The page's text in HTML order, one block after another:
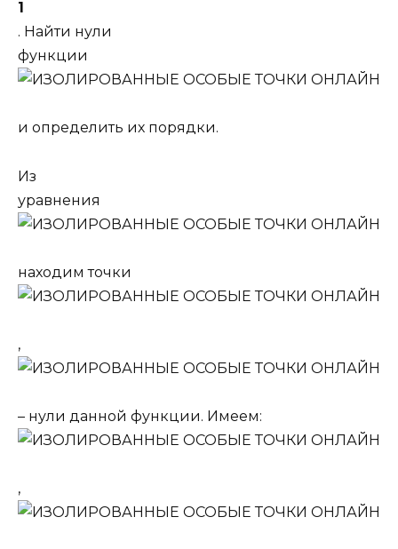
1
. Найти нули
функции
и определить их порядки.
Из
уравнения
находим точки
,
– нули данной функции. Имеем:
,